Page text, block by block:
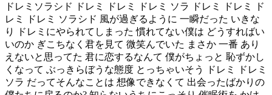
ドレミソラシド ドレミ ドレミ ドレミ ソラ ドレミ ドレミ ド
レミ ドレミ ソラシド 風が過ぎるように 一瞬だった いきな
り ドレミにやられてしまった 慣れてない僕は どうすればい
いのか ぎこちなく君を見て 微笑んでいた まさか 一番 あり
えないと思ってた 君に恋するなんて 僕がちょっと 恥ずかし
くなって ぶっきらぼうな態度 とっちゃいそう ドレミ ドレミ
ソラ だってそんなことは 想像できなくて 出会ったばかりの